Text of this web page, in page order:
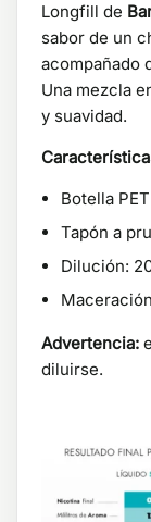
Longfill de
sabor de un
acompañado
Una mezcla
y suavidad.
Botella
Tapón a
Dilución:
Advertencia:
diluirse.